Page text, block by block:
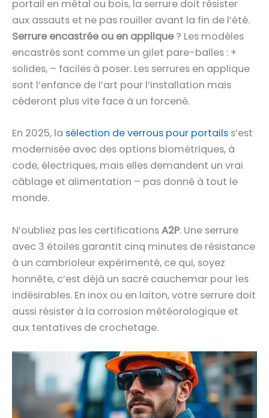
portail en métal ou bois, la serrure doit résister
aux assauts et ne pas rouiller avant la fin de l’été.
Serrure encastrée ou en applique ? Les modèles
encastrés sont comme un gilet pare-balles : +
solides, – faciles à poser. Les serrures en applique
sont l’enfance de l’art pour l’installation mais
céderont plus vite face à un forcené.
En 2025, la sélection de verrous pour portails s’est
modernisée avec des options biométriques, à
code, électriques, mais elles demandent un vrai
câblage et alimentation – pas donné à tout le
monde.
N’oubliez pas les certificationsA2P. Une serrure
avec 3 étoiles garantit cinq minutes de résistance
à un cambrioleur expérimenté, ce qui, soyez
honnête, c’est déjà un sacré cauchemar pour les
indésirables. En inox ou en laiton, votre serrure doit
aussi résister à la corrosion météorologique et
aux tentatives de crochetage.